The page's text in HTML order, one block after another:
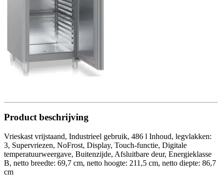
Product beschrijving
Vrieskast vrijstaand, Industrieel gebruik, 486 l Inhoud, legvlakken:
3, Supervriezen, NoFrost, Display, Touch-functie, Digitale
temperatuurweergave, Buitenzijde, Afsluitbare deur, Energieklasse
B, netto breedte: 69,7 cm, netto hoogte: 211,5 cm, netto diepte: 86,7
cm